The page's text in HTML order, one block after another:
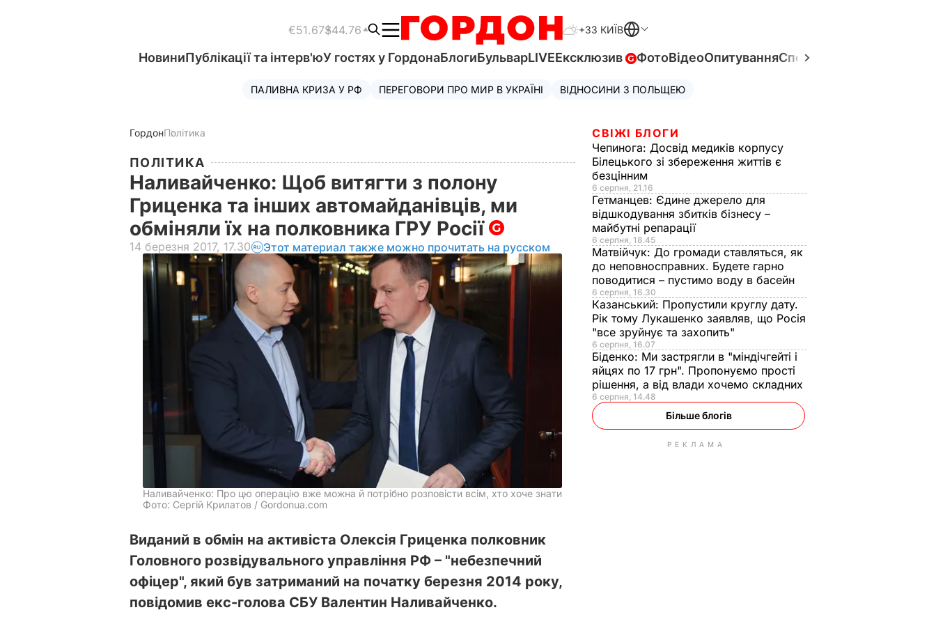
€51.67$44.76 +33 КИЇВ
НовиниПублікації та інтерв'юУ гостях у ГордонаБлогиБульварLIVEЕксклюзив ФотоВідеоОпитуванняСпецпроєкти
ПАЛИВНА КРИЗА У РФ ПЕРЕГОВОРИ ПРО МИР В УКРАЇНІ ВІДНОСИНИ З ПОЛЬЩЕЮ
ГордонПолітика
ПОЛІТИКА
Наливайченко: Щоб витягти з полону
Гриценка та інших автомайданівців, ми
обміняли їх на полковника ГРУ Росії
14 березня 2017, 17.30 Этот материал также можно прочитать на русском
Наливайченко: Про цю операцію вже можна й потрібно розповісти всім, хто хоче знати
Фото: Сергій Крилатов / Gordonua.com
Виданий в обмін на активіста Олексія Гриценка полковник
Головного розвідувального управління РФ – "небезпечний
офіцер", який був затриманий на початку березня 2014 року,
повідомив екс-голова СБУ Валентин Наливайченко.
СВІЖІ БЛОГИ
Чепинога: Досвід медиків корпусу
Білецького зі збереження життів є
безцінним
6 серпня, 21.16
Гетманцев: Єдине джерело для
відшкодування збитків бізнесу –
майбутні репарації
6 серпня, 18.45
Матвійчук: До громади ставляться, як
до неповносправних. Будете гарно
поводитися – пустимо воду в басейн
6 серпня, 16.30
Казанський: Пропустили круглу дату.
Рік тому Лукашенко заявляв, що Росія
"все зруйнує та захопить"
6 серпня, 16.07
Біденко: Ми застрягли в "міндічгейті і
яйцях по 17 грн". Пропонуємо прості
рішення, а від влади хочемо складних
6 серпня, 14.48
Більше блогів
РЕКЛАМА